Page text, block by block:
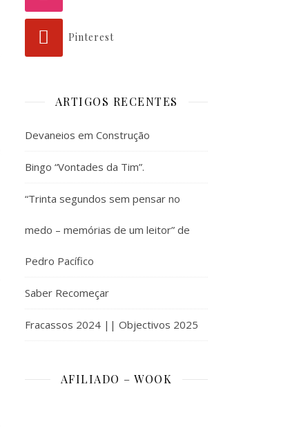
Pinterest
ARTIGOS RECENTES
Devaneios em Construção
Bingo “Vontades da Tim”.
“Trinta segundos sem pensar no
medo – memórias de um leitor” de
Pedro Pacífico
Saber Recomeçar
Fracassos 2024 || Objectivos 2025
AFILIADO – WOOK